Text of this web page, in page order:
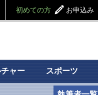
初めての方 お申込み
チャー スポーツ